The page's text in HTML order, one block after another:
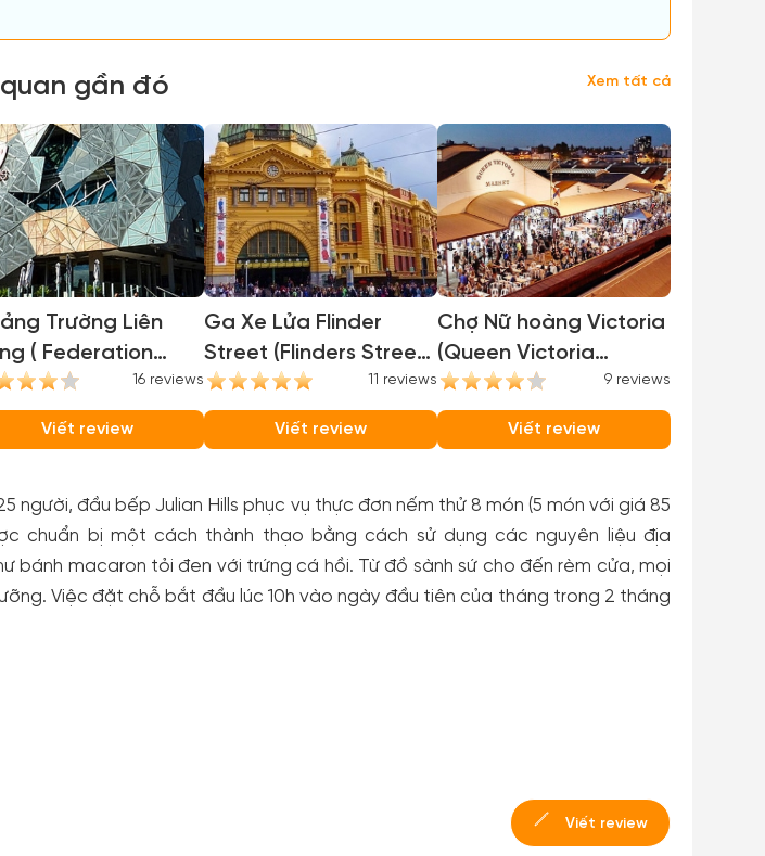
gần đó Xem tất cả
Trường Liên
)
16 reviews
Viết review
Ga Xe Lửa Flinder
Street (Flinders Street
Station)
11 reviews
Viết review
Chợ Nữ hoàng Victoria
(Queen Victoria
Market)
9 reviews
Viết review
người, đầu bếp Julian Hills phục vụ thực đơn nếm thử 8 món (5 món với giá 85
chuẩn bị một cách thành thạo bằng cách sử dụng các nguyên liệu địa
bánh macaron tỏi đen với trứng cá hồi. Từ đồ sành sứ cho đến rèm cửa, mọi
Việc đặt chỗ bắt đầu lúc 10h vào ngày đầu tiên của tháng trong 2 tháng
Viết review